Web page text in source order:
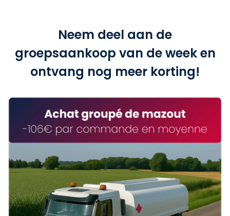
Neem deel aan de
groepsaankoop van de week en
ontvang nog meer korting!